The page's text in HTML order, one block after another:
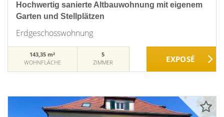
Hochwertig sanierte Altbauwohnung mit eigenem
Garten und Stellplätzen
Erdgeschosswohnung
143,35 m²
WOHNFLÄCHE
5
ZIMMER